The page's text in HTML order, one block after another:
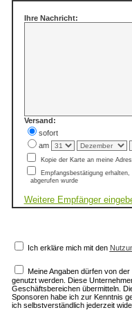
Ihre Nachricht:
Versand:
sofort
am
Kopie der Karte an meine
Empfangsbestätigung erhalten,
abgerufen wurde
Weitere Empfänger
Ich erkläre mich mit den
Meine Angaben dürfen von
genutzt werden. Diese
Geschäftsbereichen übermitteln.
Sponsoren habe ich zur Kenntnis
ich selbstverständlich jederzeit